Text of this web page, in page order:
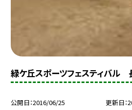
緑ケ丘スポーツフェスティバル
公開日 2016/06/25 更新日